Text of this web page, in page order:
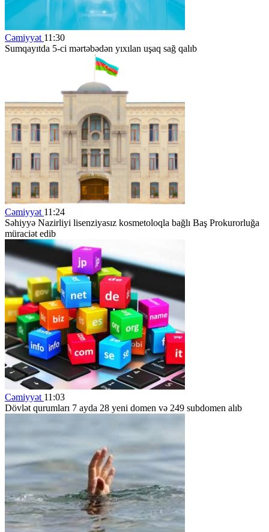
Cəmiyyət 11:30
Sumqayıtda 5-ci mərtəbədən yıxılan uşaq sağ qalıb
Cəmiyyət 11:24
Səhiyyə Nazirliyi lisenziyasız kosmetoloqla bağlı Baş Prokurorluğa
müraciət edib
Cəmiyyət 11:03
Dövlət qurumları 7 ayda 28 yeni domen və 249 subdomen alıb